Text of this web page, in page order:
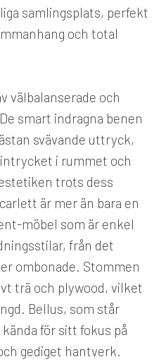
samlingsplats, perfekt
och total
välbalanserade och
smart indragna benen
svävande uttryck,
i rummet och
trots dess
är mer än bara en
möbel som är enkel
från det
ombonade. Stommen
trä och plywood, vilket
Bellus, som står
för sitt fokus på
gediget hantverk.